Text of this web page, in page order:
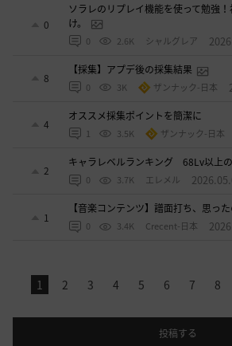
0
ソラレのリプレイ機能を使って勉強
け。
0 2.6K シャルグレア
8
【採集】アプデ後の採集結果
0 3K ザンナック-日本
4
オススメ採集ポイントを簡潔に
1 3.5K ザンナック-日本
2
キャラレベルランキング 68Lv以上
0 3.7K エレメル
1
【音楽コンテンツ】譜面打ち、思っ
0 3.4K Crecent-日本
1 2 3 4 5 6 7 8
投稿する